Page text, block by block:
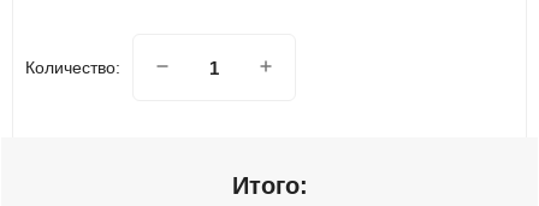
Количество:
Итого: